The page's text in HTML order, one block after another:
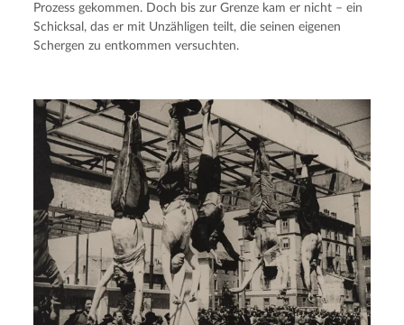
Prozess gekommen. Doch bis zur Grenze kam er nicht – ein
Schicksal, das er mit Unzähligen teilt, die seinen eigenen
Schergen zu entkommen versuchten.